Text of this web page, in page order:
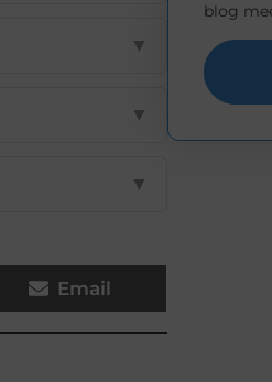
▼
▼
▼
Email
blog